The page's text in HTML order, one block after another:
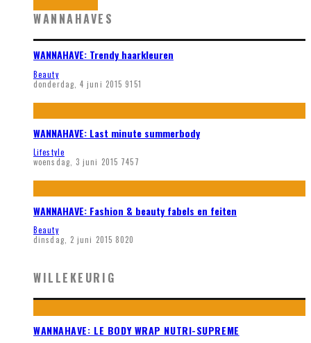
WANNAHAVES
WANNAHAVE: Trendy haarkleuren
Beauty
donderdag, 4 juni 2015 9151
WANNAHAVE: Last minute summerbody
Lifestyle
woensdag, 3 juni 2015 7457
WANNAHAVE: Fashion & beauty fabels en feiten
Beauty
dinsdag, 2 juni 2015 8020
WILLEKEURIG
WANNAHAVE: LE BODY WRAP NUTRI-SUPREME